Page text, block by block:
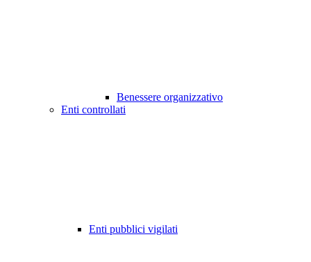
Benessere organizzativo
Enti controllati
Enti pubblici vigilati